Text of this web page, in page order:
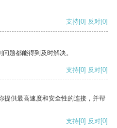
支持[0] 反对[0]
题都能得到及时解决。
支持[0] 反对[0]
提供最高速度和安全性的连接，并帮
支持[0] 反对[0]